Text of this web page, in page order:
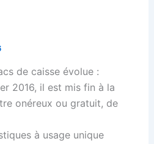
de caisse évolue :
2016, il est mis fin à la
onéreux ou gratuit, de
à usage unique